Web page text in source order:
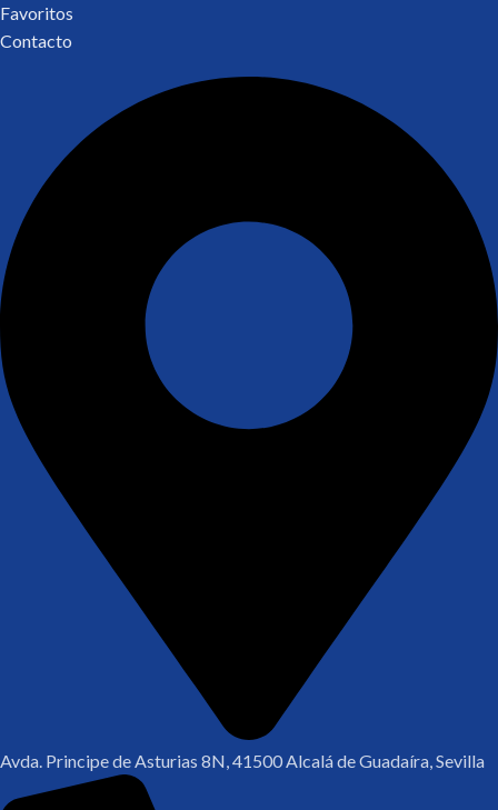
Favoritos
Contacto
Avda. Principe de Asturias 8N, 41500 Alcalá de Guadaíra, Sevilla